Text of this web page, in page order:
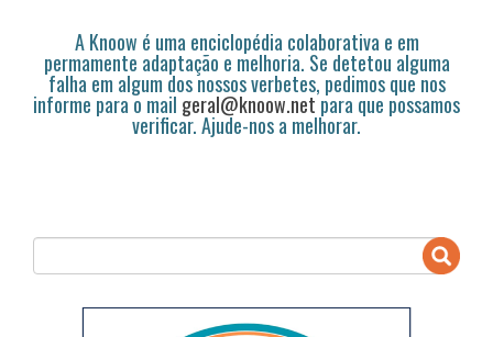
A Knoow é uma enciclopédia colaborativa e em
permamente adaptação e melhoria. Se detetou alguma
falha em algum dos nossos verbetes, pedimos que nos
informe para o mail geral@knoow.netpara que possamos
verificar. Ajude-nos a melhorar.